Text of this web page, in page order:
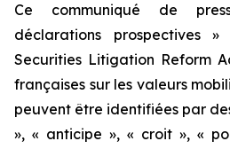
Ce communiqué de
déclarations prospectives
Securities Litigation Reform
françaises sur les valeurs
peuvent être identifiées par
», « anticipe », « croit », «